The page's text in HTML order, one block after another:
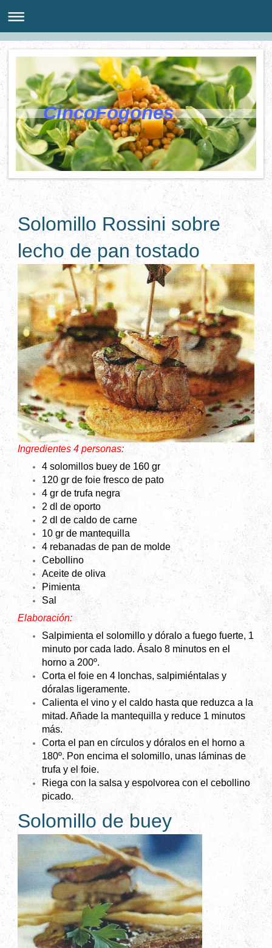
CincoFogones
Solomillo Rossini sobre
lecho de pan tostado
Ingredientes 4 personas:
4 solomillos buey de 160 gr
120 gr de foie fresco de pato
4 gr de trufa negra
2 dl de oporto
2 dl de caldo de carne
10 gr de mantequilla
4 rebanadas de pan de molde
Cebollino
Aceite de oliva
Pimienta
Sal
Elaboración:
Salpimienta el solomillo y dóralo a fuego fuerte, 1
minuto por cada lado. Ásalo 8 minutos en el
horno a 200º.
Corta el foie en 4 lonchas, salpimiéntalas y
dóralas ligeramente.
Calienta el vino y el caldo hasta que reduzca a la
mitad. Añade la mantequilla y reduce 1 minutos
más.
Corta el pan en círculos y dóralos en el horno a
180º. Pon encima el solomillo, unas láminas de
trufa y el foie.
Riega con la salsa y espolvorea con el cebollino
picado.
Solomillo de buey